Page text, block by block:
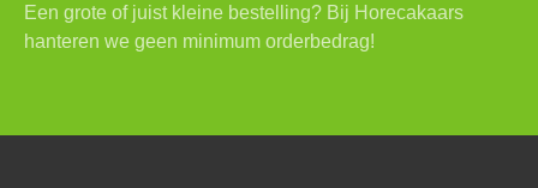
Een grote of juist kleine bestelling? Bij Horecakaars
hanteren we geen minimum orderbedrag!